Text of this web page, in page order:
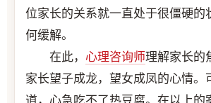
位家长的关系就一直处于很僵硬的
何缓解。
在此， 心理咨询师理解家长的
家长望子成龙，望女成凤的心情。